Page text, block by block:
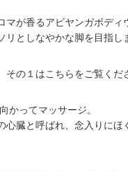
マが香るアビヤンガボディ
リとしなやかな脚を目指し
その１はこちらをご覧くだ
かってマッサージ。
心臓と呼ばれ、念入りにほ